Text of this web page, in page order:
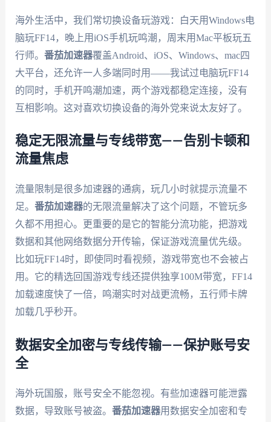
海外生活中，我们常切换设备玩游戏：白天用Windows电
脑玩FF14，晚上用iOS手机玩鸣潮，周末用Mac平板玩五
行师。 番茄加速器覆盖Android、iOS、Windows、mac四
大平台，还允许一人多端同时用——我试过电脑玩FF14
的同时，手机开鸣潮加速，两个游戏都稳定连接，没有
互相影响。这对喜欢切换设备的海外党来说太友好了。
稳定无限流量与专线带宽——告别卡顿和
流量焦虑
流量限制是很多加速器的通病，玩几小时就提示流量不
足。 番茄加速器的无限流量解决了这个问题，不管玩多
久都不用担心。更重要的是它的智能分流功能，把游戏
数据和其他网络数据分开传输，保证游戏流量优先级。
比如玩FF14时，即使同时看视频，游戏带宽也不会被占
用。它的精选回国游戏专线还提供独享100M带宽，FF14
加载速度快了一倍，鸣潮实时对战更流畅，五行师卡牌
加载几乎秒开。
数据安全加密与专线传输——保护账号安
全
海外玩国服，账号安全不能忽视。有些加速器可能泄露
数据，导致账号被盗。 番茄加速器用数据安全加密和专